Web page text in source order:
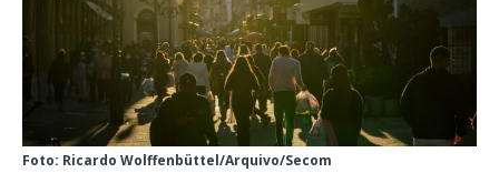
Foto: Ricardo Wolffenbüttel/Arquivo/Secom